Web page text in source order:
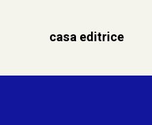
casa editrice